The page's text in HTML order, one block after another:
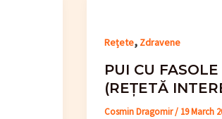
Rețete, Zdravene
PUI CU
(REȚETĂ
Cosmin Dragomir/ 19 March